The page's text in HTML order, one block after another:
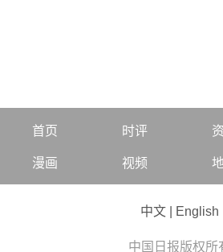
首页 时评
漫画 视频
中文 English
中国日报版权所